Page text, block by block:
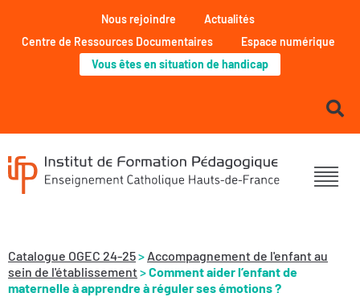
Nous rejoindre
Actualités
Centre de Ressources Documentaires
Espace numérique
Vous êtes en situation de handicap
Catalogue OGEC 24-25> Accompagnement de l'enfant au
sein de l'établissement>Comment aider l’enfant de
maternelle à apprendre à réguler ses émotions ?